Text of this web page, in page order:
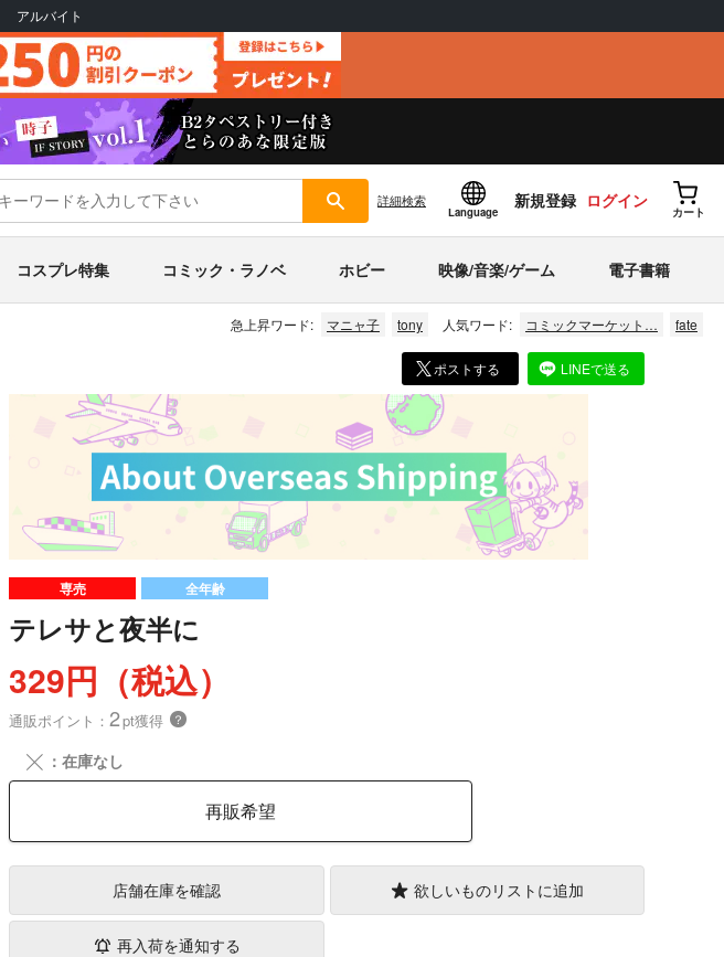
アルバイト
詳細検索
Language
新規登録 ログイン
カート
コスプレ特集 コミック・ラノベ ホビー 映像/音楽/ゲーム 電子書籍
急上昇ワード: マニャ子 tony 人気ワード: コミックマーケット… fate
ポストする LINEで送る
専売 全年齢
テレサと夜半に
329円（税込）
通販ポイント： 2pt獲得 ？
╳ ：在庫なし
再販希望
店舗在庫を確認 欲しいものリストに追加
再入荷を通知する